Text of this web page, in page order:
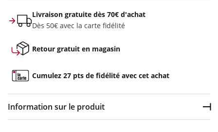
Livraison gratuite dès 70€ d'achat
Dès 50€ avec la carte fidélité
Retour gratuit en magasin
Cumulez 27 pts de fidélité avec cet achat
Information sur le produit